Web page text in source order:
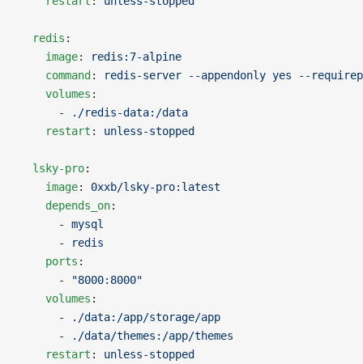
  redis
:
    image
:
redis:7-alpine
    command
:
redis-server --appendonly yes --
    volumes
:
      -
./redis-data:/data
    restart
: unless-stopped
  lsky-pro
:
    image
: 0xxb/lsky-pro:latest
    depends_on
:
      -
mysql
      -
redis
    ports
:
      -
"8000:8000"
    volumes
:
      -
./data:/app/storage/app
      -
./data/themes:/app/themes
    restart
: unless-stopped